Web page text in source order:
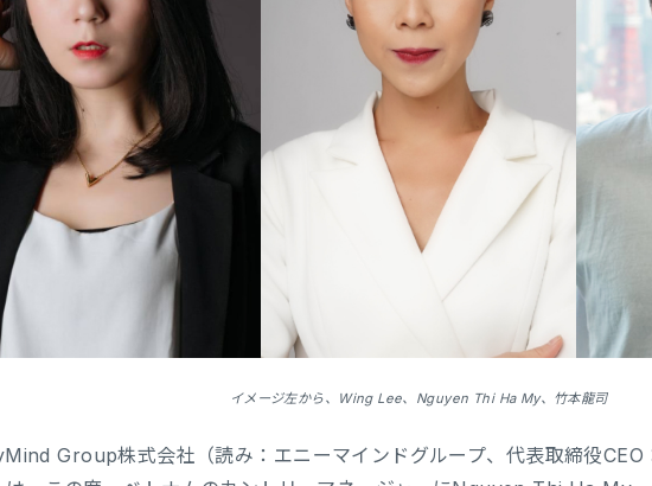
イメージ左から、Wing Lee、Nguyen Thi Ha My、竹本龍司
Group株式会社（読み：エニーマインドグループ、代表取締役CEO